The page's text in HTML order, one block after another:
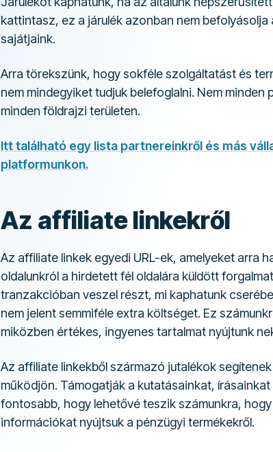
kattintasz, ez a járulék azonban nem
sajátjaink.
Arra törekszünk, hogy sokféle szolgáltatást és
nem mindegyiket tudjuk belefoglalni. Nem
minden földrajzi területen.
Itt található egy lista partnereinkről és más
platformunkon.
Az affiliate linkekről
Az affiliate linkek egyedi URL-ek, amelyeket arra
oldalunkról a hirdetett fél oldalára küldött
tranzakcióban veszel részt, mi kaphatunk
nem jelent semmiféle extra költséget. Ez
miközben értékes, ingyenes tartalmat nyújtunk
Az affiliate linkekből származó jutalékok
működjön. Támogatják a kutatásainkat,
fontosabb, hogy lehetővé teszik számunkra,
információkat nyújtsuk a pénzügyi termékekről.